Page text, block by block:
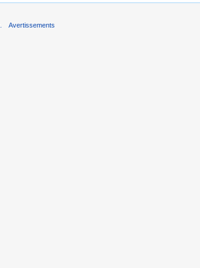
Avertissements